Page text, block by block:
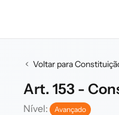
Voltar para
Art. 153 -
Nível: Avançado